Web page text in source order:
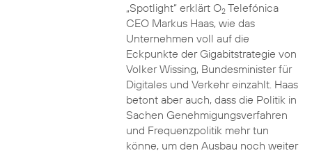
„Spotlight“ erklärt O2Telefónica
CEO Markus Haas, wie das
Unternehmen voll auf die
Eckpunkte der Gigabitstrategie von
Volker Wissing, Bundesminister für
Digitales und Verkehr einzahlt. Haas
betont aber auch, dass die Politik in
Sachen Genehmigungsverfahren
und Frequenzpolitik mehr tun
könne, um den Ausbau noch weiter